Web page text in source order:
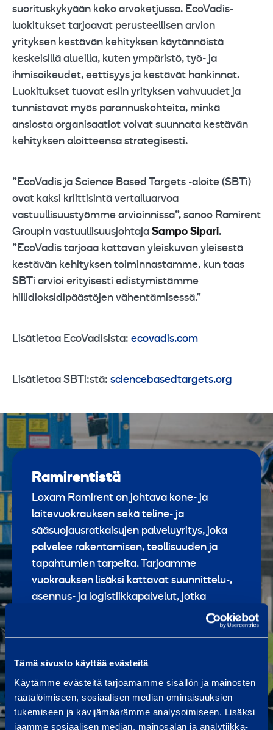
Tämä sivusto käyttää evästeitä
Käytämme evästeitä tarjoamamme sisällön ja mainosten
räätälöimiseen, sosiaalisen median ominaisuuksien
tukemiseen ja kävijämäärämme analysoimiseen. Lisäksi
jaamme sosiaalisen median, mainosalan ja analytiikka-
suorituskykyään koko arvoketjussa. EcoVadis-
luokitukset tarjoavat perusteellisen arvion
yrityksen kestävän kehityksen käytännöistä
keskeisillä alueilla, kuten ympäristö, työ- ja
ihmisoikeudet, eettisyys ja kestävät hankinnat.
Luokitukset tuovat esiin yrityksen vahvuudet ja
tunnistavat myös parannuskohteita, minkä
ansiosta organisaatiot voivat suunnata kestävän
kehityksen aloitteensa strategisesti.
”EcoVadis ja Science Based Targets -aloite (SBTi)
ovat kaksi kriittisintä vertailuarvoa
vastuullisuustyömme arvioinnissa”, sanoo Ramirent
Groupin vastuullisuusjohtaja Sampo Sipari.
”EcoVadis tarjoaa kattavan yleiskuvan yleisestä
kestävän kehityksen toiminnastamme, kun taas
SBTi arvioi erityisesti edistymistämme
hiilidioksidipäästöjen vähentämisessä.”
Lisätietoa EcoVadisista: ecovadis.com
Lisätietoa SBTi:stä: sciencebasedtargets.org
Ramirentistä
Loxam Ramirent on johtava kone- ja
laitevuokrauksen sekä teline- ja
sääsuojausratkaisujen palveluyritys, joka
palvelee rakentamisen, teollisuuden ja
tapahtumien tarpeita. Tarjoamme
vuokrauksen lisäksi kattavat suunnittelu-,
asennus- ja logistiikkapalvelut, jotka
tukevat asiakkaidemme työn turvallisuutta
ja tehokkuutta. Loxam Ramirent -konserni
Pohjois- ja Itä-Euroopan maassa, joista
Suomessa noin 500 konevuokrauksen
ammattilaista. Loxam Ramirent on osa
Loxam-konsernia, joka on Euroopan suurin